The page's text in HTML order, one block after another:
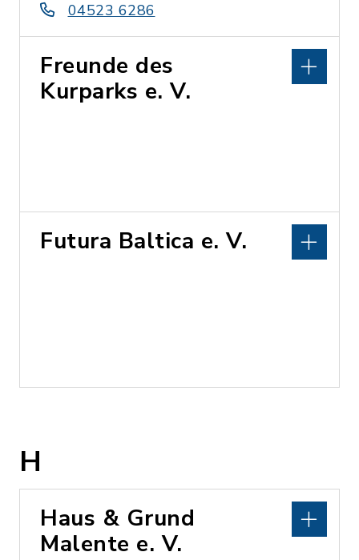
04523 6286
Freunde des
Kurparks e. V.
Futura Baltica e. V.
H
Haus & Grund
Malente e. V.